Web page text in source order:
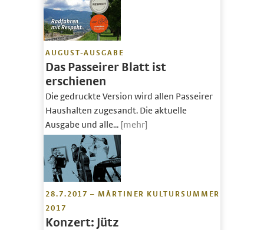
AUGUST-AUSGABE
Das Passeirer Blatt ist
erschienen
Die gedruckte Version wird allen Passeirer
Haushalten zugesandt. Die aktuelle
Ausgabe und alle... [mehr]
28.7.2017 – MÅRTINER KULTURSUMMER
2017
Konzert: Jütz